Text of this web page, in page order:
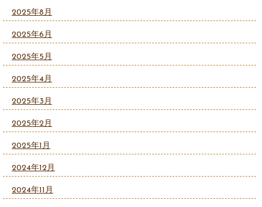
2025年8月
2025年6月
2025年5月
2025年4月
2025年3月
2025年2月
2025年1月
2024年12月
2024年11月